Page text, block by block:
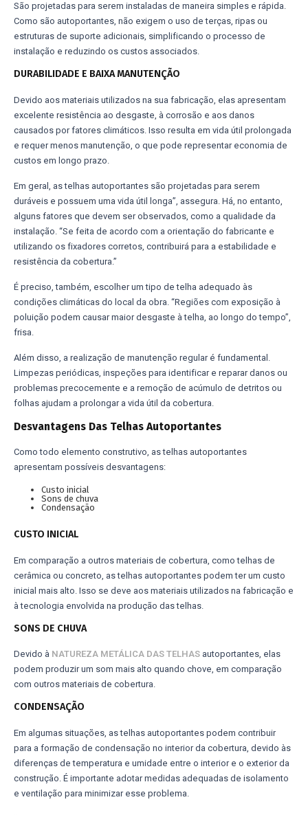
São projetadas para serem instaladas de maneira simples e rápida.
Como são autoportantes, não exigem o uso de terças, ripas ou
estruturas de suporte adicionais, simplificando o processo de
instalação e reduzindo os custos associados.
DURABILIDADE E BAIXA MANUTENÇÃO
Devido aos materiais utilizados na sua fabricação, elas apresentam
excelente resistência ao desgaste, à corrosão e aos danos
causados por fatores climáticos. Isso resulta em vida útil prolongada
e requer menos manutenção, o que pode representar economia de
custos em longo prazo.
Em geral, as telhas autoportantes são projetadas para serem
duráveis e possuem uma vida útil longa”, assegura. Há, no entanto,
alguns fatores que devem ser observados, como a qualidade da
instalação. “Se feita de acordo com a orientação do fabricante e
utilizando os fixadores corretos, contribuirá para a estabilidade e
resistência da cobertura.”
É preciso, também, escolher um tipo de telha adequado às
condições climáticas do local da obra. “Regiões com exposição à
poluição podem causar maior desgaste à telha, ao longo do tempo”,
frisa.
Além disso, a realização de manutenção regular é fundamental.
Limpezas periódicas, inspeções para identificar e reparar danos ou
problemas precocemente e a remoção de acúmulo de detritos ou
folhas ajudam a prolongar a vida útil da cobertura.
Desvantagens Das Telhas Autoportantes
Como todo elemento construtivo, as telhas autoportantes
apresentam possíveis desvantagens:
Custo inicial
Sons de chuva
Condensação
CUSTO INICIAL
Em comparação a outros materiais de cobertura, como telhas de
cerâmica ou concreto, as telhas autoportantes podem ter um custo
inicial mais alto. Isso se deve aos materiais utilizados na fabricação e
à tecnologia envolvida na produção das telhas.
SONS DE CHUVA
Devido à NATUREZA METÁLICA DAS TELHAS autoportantes, elas
podem produzir um som mais alto quando chove, em comparação
com outros materiais de cobertura.
CONDENSAÇÃO
Em algumas situações, as telhas autoportantes podem contribuir
para a formação de condensação no interior da cobertura, devido às
diferenças de temperatura e umidade entre o interior e o exterior da
construção. É importante adotar medidas adequadas de isolamento
e ventilação para minimizar esse problema.